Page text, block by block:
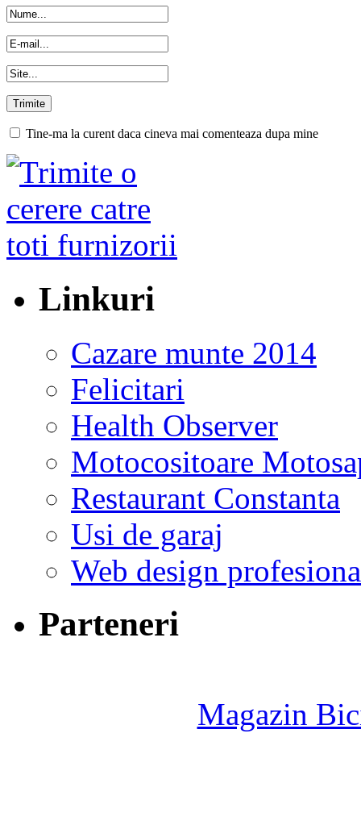
Tine-ma la curent daca cineva mai comenteaza dupa mine
Linkuri
Cazare munte 2014
Felicitari
Health Observer
Motocositoare
Restaurant Constanta
Usi de garaj
Web design
Parteneri
Magazin